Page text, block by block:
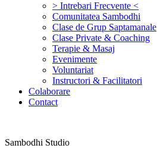
> Intrebari Frecvente <
Comunitatea Sambodhi
Clase de Grup Saptamanale
Clase Private & Coaching
Terapie & Masaj
‎Evenimente
Voluntariat
‏‏‎Instructori & Facilitatori
Colaborare
Contact
Sambodhi Studio